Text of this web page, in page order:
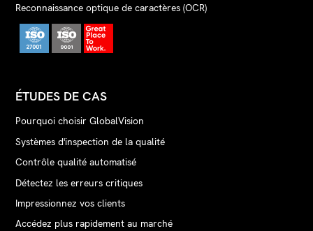
Reconnaissance optique de caractères (OCR)
ÉTUDES DE CAS
Pourquoi choisir GlobalVision
Systèmes d'inspection de la qualité
Contrôle qualité automatisé
Détectez les erreurs critiques
Impressionnez vos clients
Accédez plus rapidement au marché